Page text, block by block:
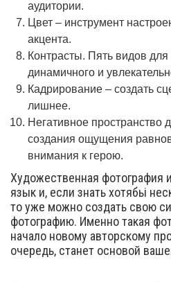
аудитории.
Цвет – инструмент
акцента.
Контрасты. Пять видов
динамичного и
Кадрирование – создать
лишнее.
Негативное пространство
создания ощущения
внимания к герою.
Художественная фотография
язык и, если знать хотябьі
то уже можно создать свою
фотографию. Именно такая
начало новому авторскому
очередь, станет основой